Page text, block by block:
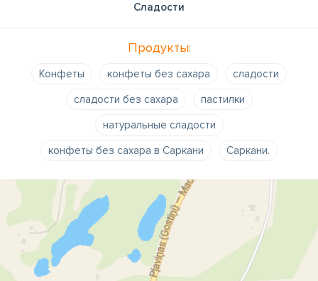
Сладости
Продукты:
Конфеты конфеты без сахара
сладости
сладости без сахара
пастилки
натуральные сладости
конфеты без сахара в Саркани
Саркани.